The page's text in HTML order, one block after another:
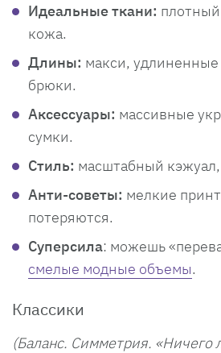
Идеальные ткани:
кожа.
Длины: макси,
брюки.
Аксессуары: массивные
сумки.
Стиль: масштабный
Анти-советы: мелкие
потеряются.
Суперсила: можешь
смелые модные объемы.
Классики
(Баланс. Симметрия. «Ничего